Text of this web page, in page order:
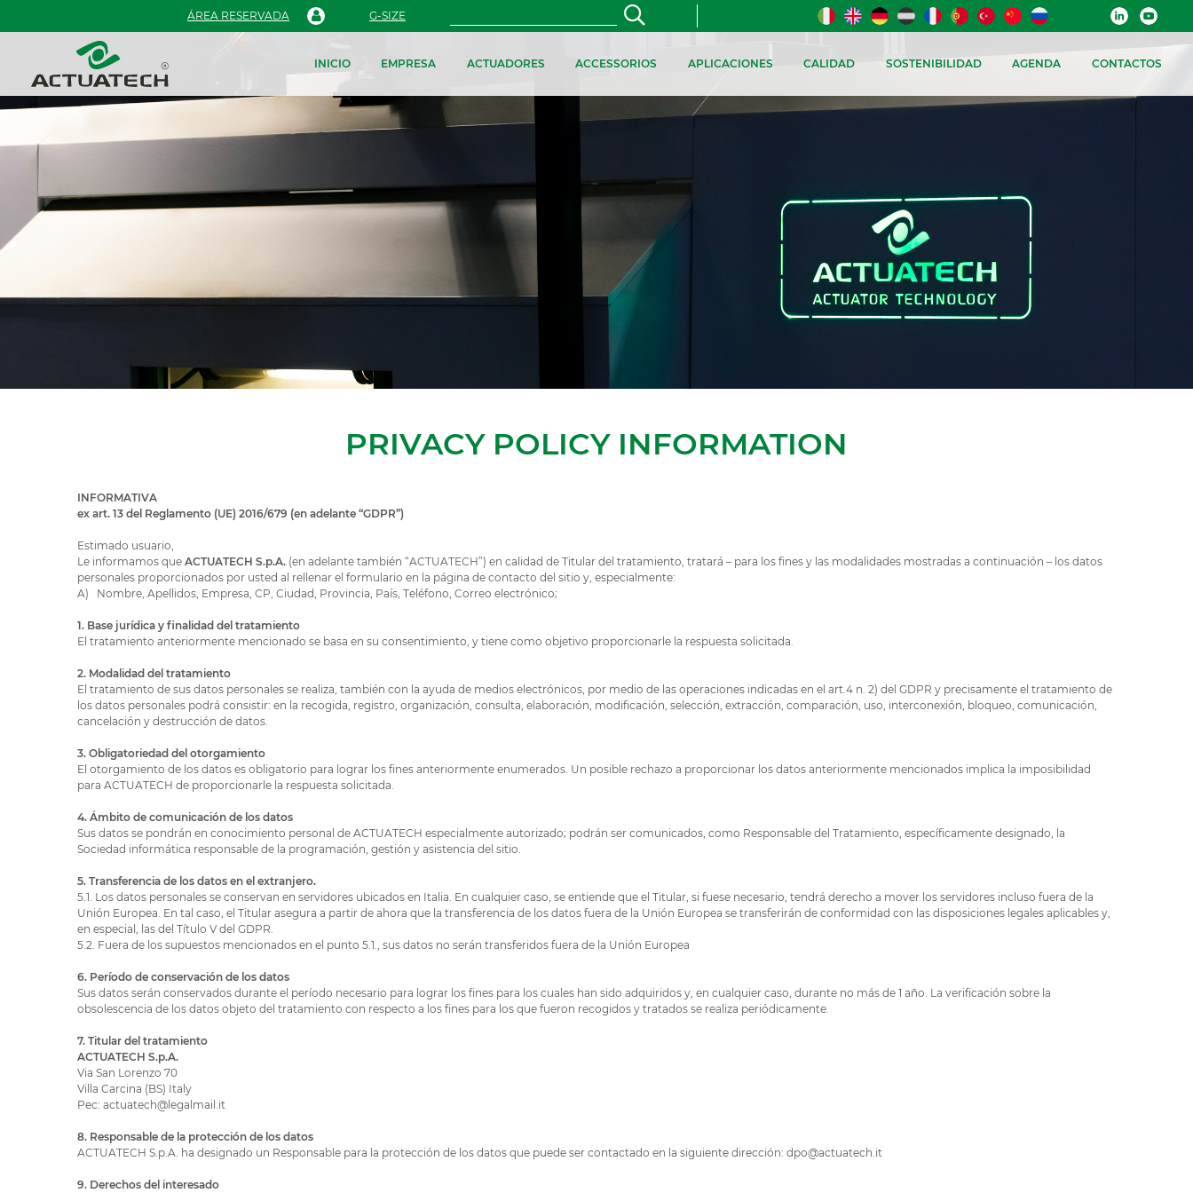
ÁREA RESERVADA G-SIZE
INICIO EMPRESA ACTUADORES ACCESSORIOS APLICACIONES CALIDAD SOSTENIBILIDAD AGENDA CONTACTOS
PRIVACY POLICY INFORMATION
INFORMATIVA
ex art. 13 del Reglamento (UE) 2016/679 (en adelante “GDPR”)
Estimado usuario,
Le informamos que ACTUATECH S.p.A. (en adelante también “ACTUATECH”) en calidad de Titular del tratamiento, tratará – para los fines y las modalidades mostradas a continuación – los datos
personales proporcionados por usted al rellenar el formulario en la página de contacto del sitio y, especialmente:
A) Nombre, Apellidos, Empresa, CP, Ciudad, Provincia, País, Teléfono, Correo electrónico;
1. Base jurídica y finalidad del tratamiento
El tratamiento anteriormente mencionado se basa en su consentimiento, y tiene como objetivo proporcionarle la respuesta solicitada.
2. Modalidad del tratamiento
El tratamiento de sus datos personales se realiza, también con la ayuda de medios electrónicos, por medio de las operaciones indicadas en el art.4 n. 2) del GDPR y precisamente el tratamiento de
los datos personales podrá consistir: en la recogida, registro, organización, consulta, elaboración, modificación, selección, extracción, comparación, uso, interconexión, bloqueo, comunicación,
cancelación y destrucción de datos.
3. Obligatoriedad del otorgamiento
El otorgamiento de los datos es obligatorio para lograr los fines anteriormente enumerados. Un posible rechazo a proporcionar los datos anteriormente mencionados implica la imposibilidad
para ACTUATECH de proporcionarle la respuesta solicitada.
4. Ámbito de comunicación de los datos
Sus datos se pondrán en conocimiento personal de ACTUATECH especialmente autorizado; podrán ser comunicados, como Responsable del Tratamiento, específicamente designado, la
Sociedad informática responsable de la programación, gestión y asistencia del sitio.
5. Transferencia de los datos en el extranjero.
5.1. Los datos personales se conservan en servidores ubicados en Italia. En cualquier caso, se entiende que el Titular, si fuese necesario, tendrá derecho a mover los servidores incluso fuera de la
Unión Europea. En tal caso, el Titular asegura a partir de ahora que la transferencia de los datos fuera de la Unión Europea se transferirán de conformidad con las disposiciones legales aplicables y,
en especial, las del Título V del GDPR.
5.2. Fuera de los supuestos mencionados en el punto 5.1., sus datos no serán transferidos fuera de la Unión Europea
6. Período de conservación de los datos
Sus datos serán conservados durante el período necesario para lograr los fines para los cuales han sido adquiridos y, en cualquier caso, durante no más de 1 año. La verificación sobre la
obsolescencia de los datos objeto del tratamiento con respecto a los fines para los que fueron recogidos y tratados se realiza periódicamente.
7. Titular del tratamiento
ACTUATECH S.p.A.
Via San Lorenzo 70
Villa Carcina (BS) Italy
Pec: actuatech@legalmail.it
8. Responsable de la protección de los datos
ACTUATECH S.p.A. ha designado un Responsable para la protección de los datos que puede ser contactado en la siguiente dirección: dpo@actuatech.it
9. Derechos del interesado